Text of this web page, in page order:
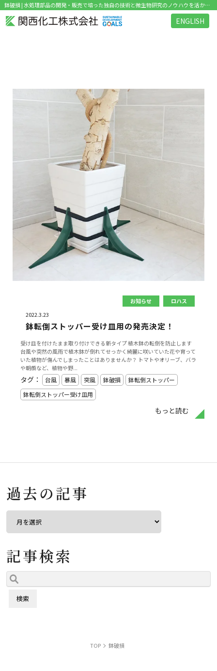
鉢破損 | 水処理部品の開発・販売で培った独自の技術と微生物研究のノウハウを活かした環境関連ビジネス を展開
ENGLISH
お知らせ
ロハス
2022.3.23
鉢転倒ストッパー受け皿用の発売決定！
受け皿を付けたまま取り付けできる新タイプ 植木鉢の転倒を防止します
台風や突然の風雨で植木鉢が倒れてせっかく綺麗に咲いていた花や育って
いた植物が傷んでしまったことはありませんか？ トマトやオリーブ、バラ
や朝顔など、植物や野...
もっと読む
タグ： 台風 暴風 突風 鉢破損
鉢転倒ストッパー
鉢転倒ストッパー受け皿用
過去の記事
記事検索
TOP 鉢破損